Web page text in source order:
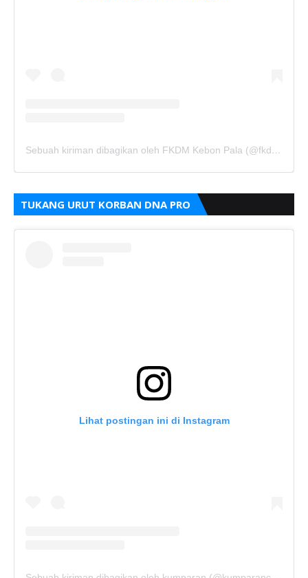
Sebuah kiriman dibagikan oleh FKDM Kebon Pala (@fkdm_kebonpala)
TUKANG URUT KORBAN DNA PRO
Lihat postingan ini di Instagram